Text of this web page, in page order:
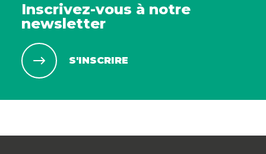
Inscrivez-vous à notre
newsletter
S'INSCRIRE